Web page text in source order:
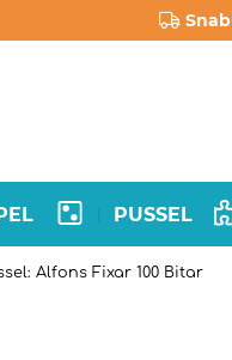
PUSSEL
Alfons Fixar 100 Bitar